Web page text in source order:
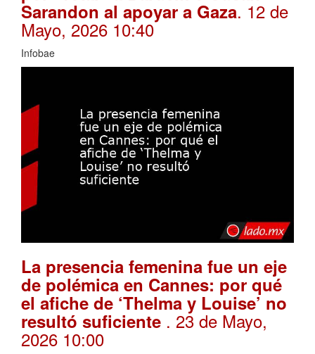
Sarandon al apoyar a Gaza. 12 de
Mayo, 2026 10:40
Infobae
La presencia femenina fue un eje
de polémica en Cannes: por qué
el afiche de ‘Thelma y Louise’ no
resultó suficiente . 23 de Mayo,
2026 10:00